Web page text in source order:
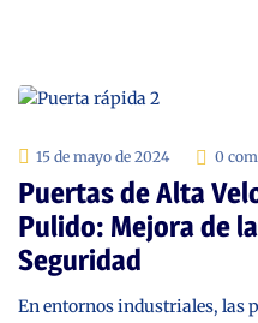
15 de mayo de 2024 0
Puertas de Alta
Pulido: Mejora de
Seguridad
En entornos industriales, las